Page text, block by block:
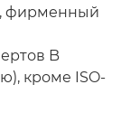
фирменный
B
кроме ISO-